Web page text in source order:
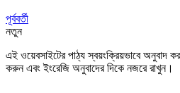
পূর্ববর্তী
নতুন
এই ওয়েবসাইটের পাঠ্য স্বয়ংক্রিয়ভাবে অনুবাদ
করুন এবং ইংরেজি অনুবাদের দিকে নজরে রাখুন।